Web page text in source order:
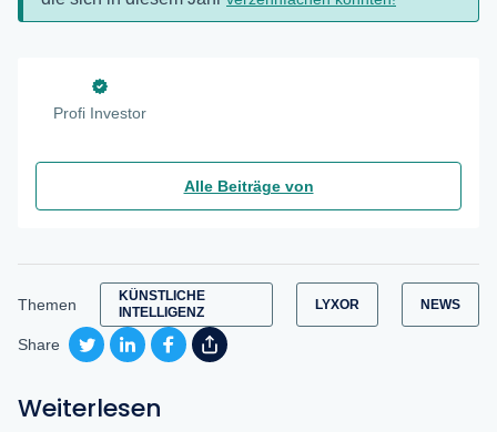
Profi Investor
Alle Beiträge von
Themen
KÜNSTLICHE
INTELLIGENZ
LYXOR NEWS
Share
Weiterlesen